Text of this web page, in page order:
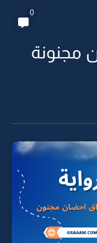
0
مجنونة